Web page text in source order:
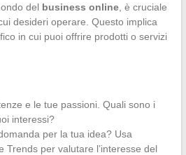
del business online, è cruciale
desideri operare. Questo implica
in cui puoi offrire prodotti o servizi
e le tue passioni. Quali sono i
interessi?
per la tua idea? Usa
Trends per valutare l’interesse del